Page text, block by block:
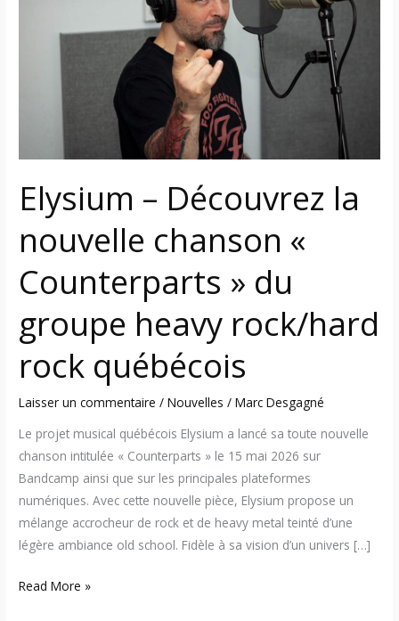
Elysium – Découvrez la
nouvelle chanson «
Counterparts » du
groupe heavy rock/hard
rock québécois
Laisser un commentaire /Nouvelles /Marc Desgagné
Le projet musical québécois Elysium a lancé sa toute nouvelle
chanson intitulée « Counterparts » le 15 mai 2026 sur
Bandcamp ainsi que sur les principales plateformes
numériques. Avec cette nouvelle pièce, Elysium propose un
mélange accrocheur de rock et de heavy metal teinté d’une
légère ambiance old school. Fidèle à sa vision d’un univers […]
nouvelle
groupe
heavy
rock/hard
québécois
Read More »